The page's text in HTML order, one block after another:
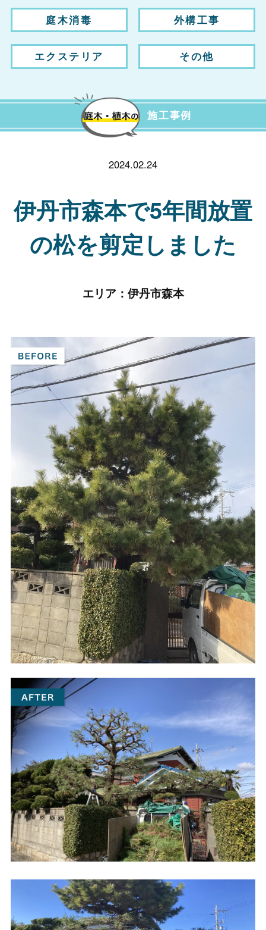
庭木消毒 外構工事
エクステリア その他
施工事例
2024.02.24
伊丹市森本で5年間放置
の松を剪定しました
エリア： 伊丹市森本